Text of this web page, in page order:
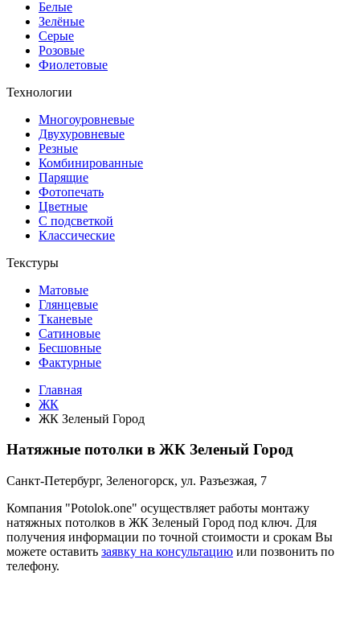
Белые
Зелёные
Серые
Розовые
Фиолетовые
Технологии
Многоуровневые
Двухуровневые
Резные
Комбинированные
Парящие
Фотопечать
Цветные
С подсветкой
Классические
Текстуры
Матовые
Глянцевые
Тканевые
Сатиновые
Бесшовные
Фактурные
Главная
ЖК
ЖК Зеленый Город
Натяжные потолки в ЖК Зеленый Город
Санкт-Петербург, Зеленогорск, ул. Разъезжая, 7
Компания "Potolok.one" осуществляет работы монтажу
натяжных потолков в ЖК Зеленый Город под ключ. Для
получения информации по точной стоимости и срокам Вы
можете оставить заявку на консультацию или позвонить по
телефону.